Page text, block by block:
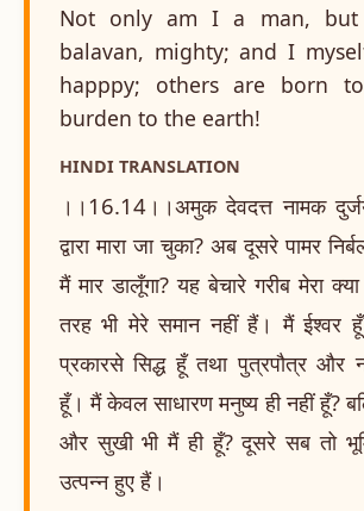
Not only am I a man,
balavan, mighty; and I
happpy; others are born
burden to the earth!
HINDI TRANSLATION
।।16.14।।अमुक देवदत्त नामक
द्वारा मारा जा चुका? अब दूसरे पामर
मैं मार डालूँगा? यह बेचारे गरीब मेरा
तरह भी मेरे समान नहीं हैं। मैं ईश्वर
प्रकारसे सिद्ध हूँ तथा पुत्रपौत्र और
हूँ। मैं केवल साधारण मनुष्य ही नहीं हूँ?
और सुखी भी मैं ही हूँ? दूसरे सब तो
उत्पन्न हुए हैं।